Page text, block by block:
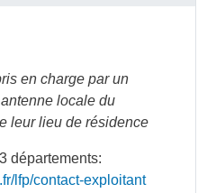
en charge par un
locale du
leur lieu de résidence
départements:
lfp/contact-exploitant